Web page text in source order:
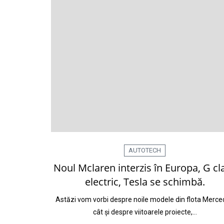
AUTOTECH
Noul Mclaren interzis în Europa, G
electric, Tesla se schimbă.
Astăzi vom vorbi despre noile modele din flota
cât și despre viitoarele proiecte,…